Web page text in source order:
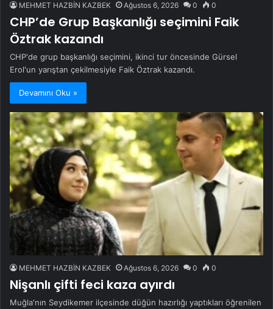
MEHMET HAZBİN KAZBEK Ağustos 6, 2026 0 0
CHP’de Grup Başkanlığı seçimini Faik
Öztrak kazandı
CHP'de grup başkanlığı seçimini, ikinci tur öncesinde Gürsel
Erol'un yarıştan çekilmesiyle Faik Öztrak kazandı.
Devamını Oku »
MEHMET HAZBİN KAZBEK Ağustos 6, 2026 0 0
Nişanlı çifti feci kaza ayırdı
Muğla'nın Seydikemer ilçesinde düğün hazırlığı yaptıkları öğrenilen